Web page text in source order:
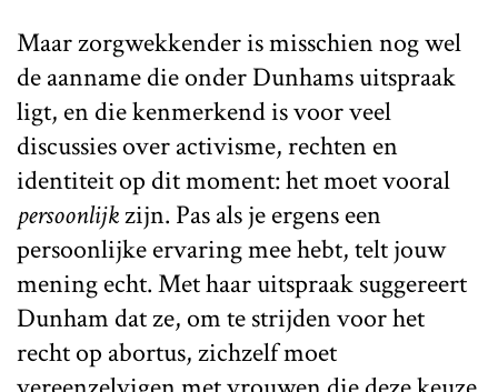
Maar zorgwekkender is misschien nog wel
de aanname die onder Dunhams uitspraak
ligt, en die kenmerkend is voor veel
discussies over activisme, rechten en
identiteit op dit moment: het moet vooral
persoonlijkzijn. Pas als je ergens een
persoonlijke ervaring mee hebt, telt jouw
mening echt. Met haar uitspraak suggereert
Dunham dat ze, om te strijden voor het
recht op abortus, zichzelf moet